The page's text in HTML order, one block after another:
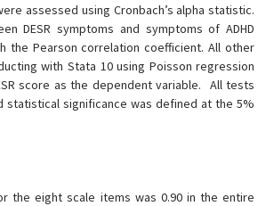
assessed using Cronbach’s alpha statistic.
DESR symptoms and symptoms of ADHD
the Pearson correlation coefficient. All other
with Stata 10 using Poisson regression
score as the dependent variable. All tests
statistical significance was defined at the 5%
the eight scale items was 0.90 in the entire